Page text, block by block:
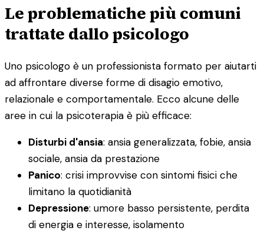
Le problematiche più comuni
trattate dallo psicologo
Uno psicologo è un professionista formato per aiutarti
ad affrontare diverse forme di disagio emotivo,
relazionale e comportamentale. Ecco alcune delle
aree in cui la psicoterapia è più efficace:
Disturbi d'ansia: ansia generalizzata, fobie, ansia
sociale, ansia da prestazione
Panico: crisi improvvise con sintomi fisici che
limitano la quotidianità
Depressione: umore basso persistente, perdita
di energia e interesse, isolamento